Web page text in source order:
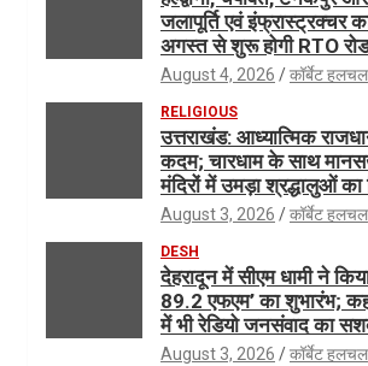
जलापूर्ति एवं इंफ्रास्ट्रक्चर
अगस्त से शुरू होगी RTO रोड
August 4, 2026 कॉर्बेट हलचल
RELIGIOUS
उत्तराखंड: आध्यात्मिक
कदम; चारधाम के साथ
मंदिरों में उमड़ा श्रद्धालुओं का
August 3, 2026 कॉर्बेट हलचल
DESH
देहरादून में सीएम धामी ने
89.2 एफएम’ का शुभारंभ;
में भी रेडियो जनसंवाद का
August 3, 2026 कॉर्बेट हलचल